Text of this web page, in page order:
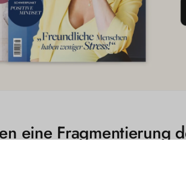
eine Fragmentierung